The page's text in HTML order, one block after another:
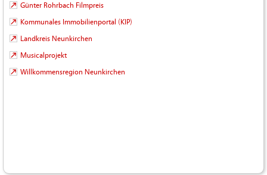
Günter Rohrbach Filmpreis
Kommunales Immobilienportal (KIP)
Landkreis Neunkirchen
Musicalprojekt
Willkommensregion Neunkirchen